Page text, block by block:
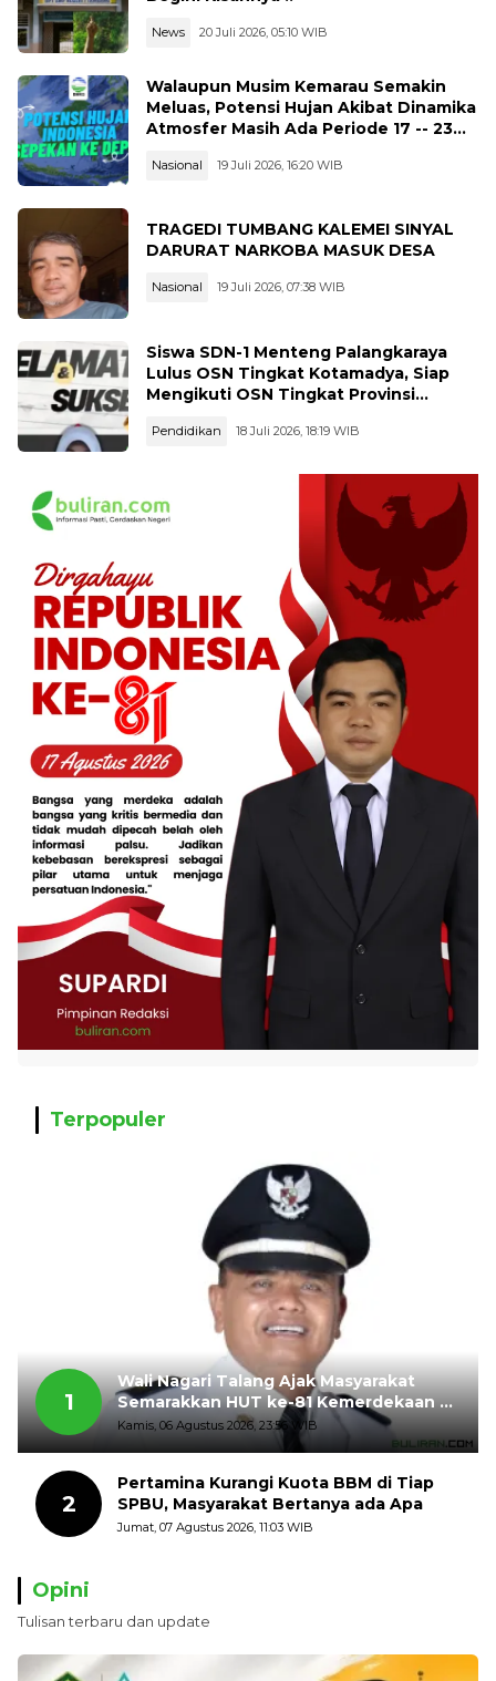
News 20 Juli 2026, 05:10 WIB
Walaupun Musim Kemarau Semakin
Meluas, Potensi Hujan Akibat Dinamika
Atmosfer Masih Ada Periode 17 -- 23
Nasional 19 Juli 2026, 16:20 WIB
TRAGEDI TUMBANG KALEMEI SINYAL
DARURAT NARKOBA MASUK DESA
Nasional 19 Juli 2026, 07:38 WIB
Siswa SDN-1 Menteng Palangkaraya
Lulus OSN Tingkat Kotamadya, Siap
Mengikuti OSN Tingkat Provinsi
Pendidikan 18 Juli 2026, 18:19 WIB
Terpopuler
1
Wali Nagari Talang Ajak Masyarakat
Semarakkan HUT ke-81 Kemerdekaan RI
dengan Mengibarkan Bendera Merah
Putih
Kamis, 06 Agustus 2026, 23:56 WIB
2
Pertamina Kurangi Kuota BBM di Tiap
SPBU, Masyarakat Bertanya ada Apa
Jumat, 07 Agustus 2026, 11:03 WIB
Opini
Tulisan terbaru dan update